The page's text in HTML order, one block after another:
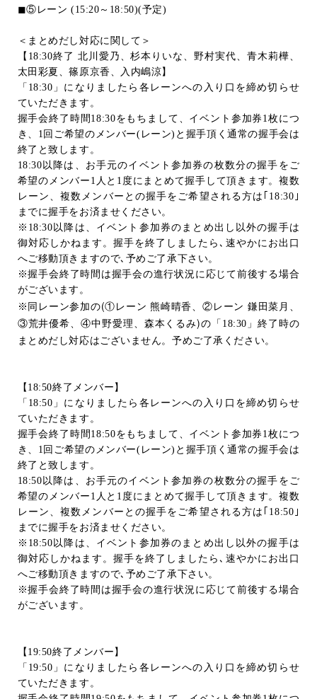
◼︎⑤レーン (15:20 ～ 18:50)(予定)
＜まとめだし対応に関して＞
【 18:30終了 北川愛乃、杉本りいな、野村実代、青木莉樺、
太田彩夏、篠原京香、入内嶋涼】
「 18:30 」になりましたら各レーンへの入り口を締め切らせ
ていただきます。
握手会終了時間 18:30をもちまして、イベント参加券 1枚につ
き、 1 回ご希望のメンバー( レーン) と握手頂く通常の握手会は
終了と致します。
18:30以降は、お手元のイベント参加券の枚数分の握手をご
希望のメンバー 1 人と 1 度にまとめて握手して頂きます。複数
レーン、複数メンバーとの握手をご希望される方は｢ 18:30 ｣
までに握手をお済ませください。
※ 18:30以降は、イベント参加券のまとめ出し以外の握手は
御対応しかねます。握手を終了しましたら､速やかにお出口
へご移動頂きますので､予めご了承下さい。
※握手会終了時間は握手会の進行状況に応じて前後する場合
がございます。
※同レーン参加の(①レーン 熊崎晴香、②レーン 鎌田菜月、
③荒井優希、④中野愛理、森本くるみ)の「 18:30 」終了時の
まとめだし対応はございません。予めご了承ください。
【 18:50終了メンバー】
「 18:50 」になりましたら各レーンへの入り口を締め切らせ
ていただきます。
握手会終了時間 18:50をもちまして、イベント参加券 1枚につ
き、 1 回ご希望のメンバー( レーン) と握手頂く通常の握手会は
終了と致します。
18:50以降は、お手元のイベント参加券の枚数分の握手をご
希望のメンバー 1 人と 1 度にまとめて握手して頂きます。複数
レーン、複数メンバーとの握手をご希望される方は｢ 18:50 ｣
までに握手をお済ませください。
※ 18:50以降は、イベント参加券のまとめ出し以外の握手は
御対応しかねます。握手を終了しましたら､速やかにお出口
へご移動頂きますので､予めご了承下さい。
※握手会終了時間は握手会の進行状況に応じて前後する場合
がございます。
【 19:50終了メンバー】
「 19:50 」になりましたら各レーンへの入り口を締め切らせ
ていただきます。